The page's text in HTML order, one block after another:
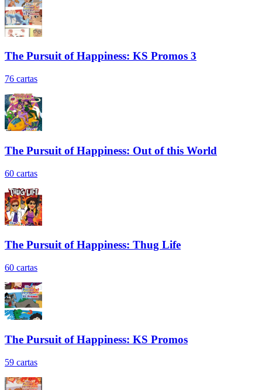
The Pursuit of Happiness: KS Promos 3
76 cartas
The Pursuit of Happiness: Out of this World
60 cartas
The Pursuit of Happiness: Thug Life
60 cartas
The Pursuit of Happiness: KS Promos
59 cartas